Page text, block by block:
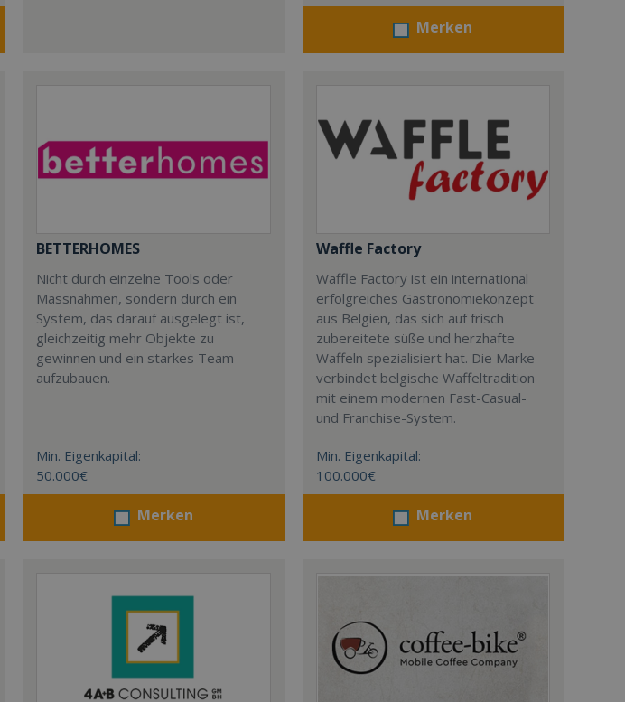
Merken
BETTERHOMES
Nicht durch einzelne Tools oder
Massnahmen, sondern durch ein
System, das darauf ausgelegt ist,
gleichzeitig mehr Objekte zu
gewinnen und ein starkes Team
aufzubauen.
Min. Eigenkapital:
50.000€
Merken
Waffle Factory
Waffle Factory ist ein international
erfolgreiches Gastronomiekonzept
aus Belgien, das sich auf frisch
zubereitete süße und herzhafte
Waffeln spezialisiert hat. Die Marke
verbindet belgische Waffeltradition
mit einem modernen Fast-Casual-
und Franchise-System.
Min. Eigenkapital:
100.000€
Merken